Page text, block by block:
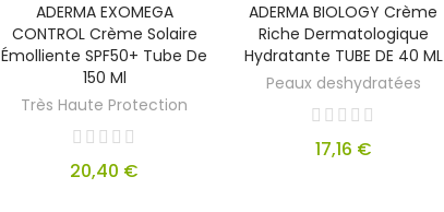
ADERMA EXOMEGA
CONTROL Crème Solaire
Émolliente SPF50+ Tube De
150 Ml
Très Haute Protection
20,40 €
ADERMA BIOLOGY Crème
Riche Dermatologique
Hydratante TUBE DE 40 ML
Peaux deshydratées
17,16 €